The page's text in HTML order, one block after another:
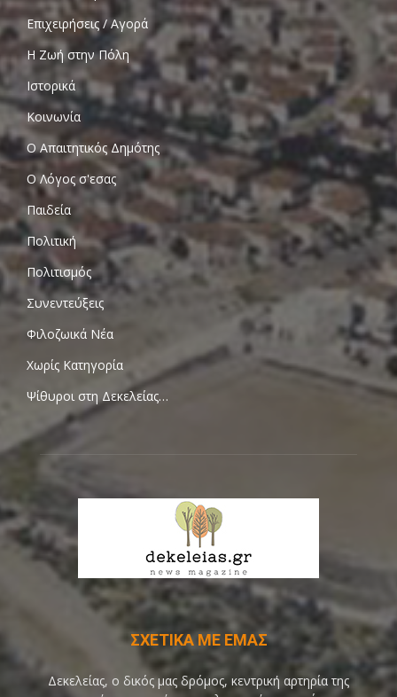
Επιχειρήσεις / Αγορά
Η Ζωή στην Πόλη
Ιστορικά
Κοινωνία
Ο Απαιτητικός Δημότης
Ο Λόγος σ'εσας
Παιδεία
Πολιτική
Πολιτισμός
Συνεντεύξεις
Φιλοζωικά Νέα
Χωρίς Κατηγορία
Ψίθυροι στη Δεκελείας…
ΣΧΕΤΙΚΑ ΜΕ ΕΜΑΣ
Δεκελείας, ο δικός μας δρόμος, κεντρική αρτηρία της